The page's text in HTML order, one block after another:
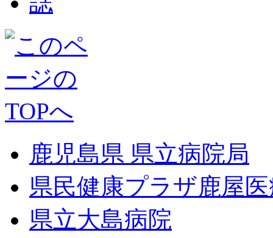
鹿児島県 県立病院局
県民健康プラザ鹿屋
県立大島病院